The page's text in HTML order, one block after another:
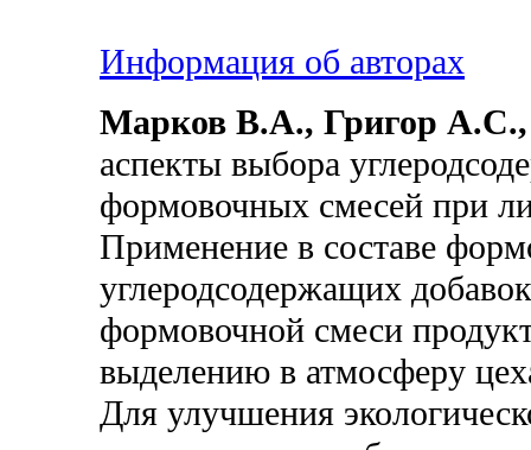
Информация об авторах
Марков В.А., Григор
аспекты выбора
формовочных смесей при
Применение в составе
углеродсодержащих
формовочной смеси
выделению в атмосферу
Для улучшения